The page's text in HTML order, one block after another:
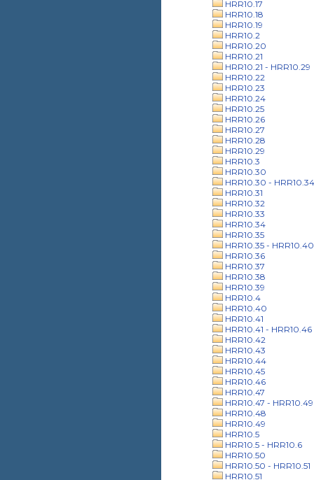
HRR10.17
HRR10.18
HRR10.19
HRR10.2
HRR10.20
HRR10.21
HRR10.21 - HRR10.29
HRR10.22
HRR10.23
HRR10.24
HRR10.25
HRR10.26
HRR10.27
HRR10.28
HRR10.29
HRR10.3
HRR10.30
HRR10.30 - HRR10.34
HRR10.31
HRR10.32
HRR10.33
HRR10.34
HRR10.35
HRR10.35 - HRR10.40
HRR10.36
HRR10.37
HRR10.38
HRR10.39
HRR10.4
HRR10.40
HRR10.41
HRR10.41 - HRR10.46
HRR10.42
HRR10.43
HRR10.44
HRR10.45
HRR10.46
HRR10.47
HRR10.47 - HRR10.49
HRR10.48
HRR10.49
HRR10.5
HRR10.5 - HRR10.6
HRR10.50
HRR10.50 - HRR10.51
HRR10.51